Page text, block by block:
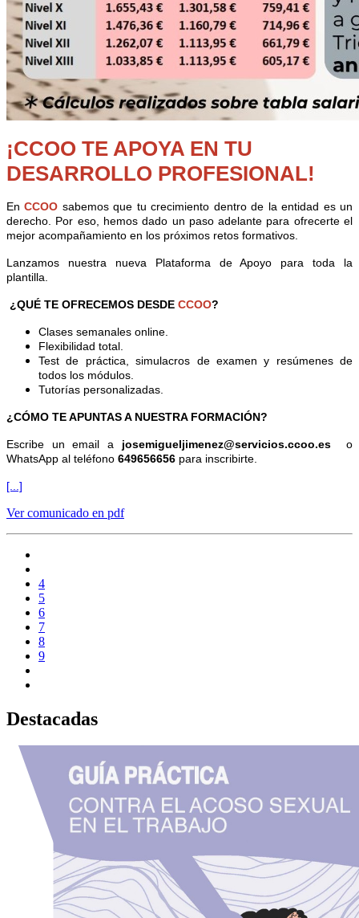
¡CCOO TE APOYA EN TU
DESARROLLO PROFESIONAL!
EnCCOO sabemos que tu crecimiento dentro de la entidad es un
derecho. Por eso, hemos dado un paso adelante para ofrecerte el
mejor acompañamiento en los próximos retos formativos.
Lanzamos nuestra nueva Plataforma de Apoyo para toda la
plantilla.
¿QUÉ TE OFRECEMOS DESDE CCOO?
Clases semanales online.
Flexibilidad total.
Test de práctica, simulacros de examen y resúmenes de
todos los módulos.
Tutorías personalizadas.
¿CÓMO TE APUNTAS A NUESTRA FORMACIÓN?
Escribe un email a josemigueljimenez@servicios.ccoo.eso
WhatsApp al teléfono 649656656 para inscribirte.
[...]
Ver comunicado en pdf
4
5
6
7
8
9
Destacadas